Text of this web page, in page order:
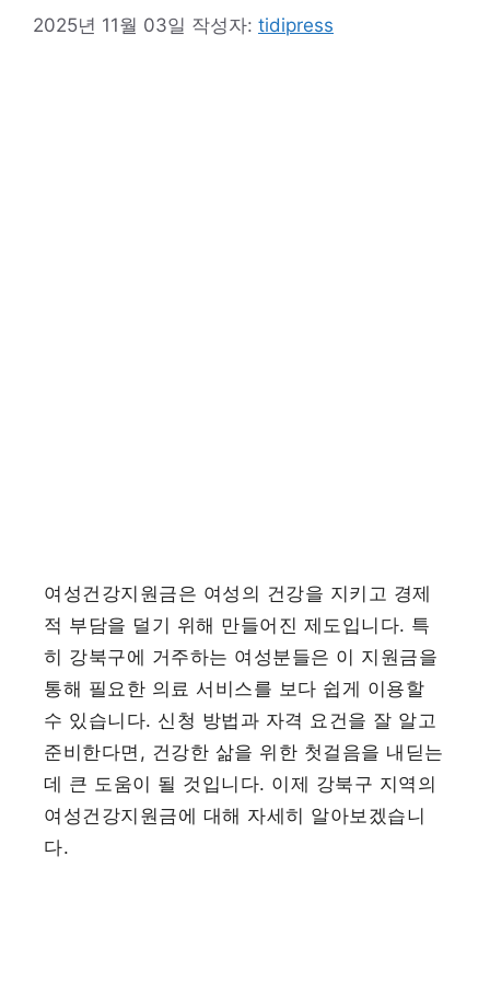
2025년 11월 03일 작성자: tidipress
여성건강지원금은 여성의 건강을 지키고 경제
적 부담을 덜기 위해 만들어진 제도입니다. 특
히 강북구에 거주하는 여성분들은 이 지원금을
통해 필요한 의료 서비스를 보다 쉽게 이용할
수 있습니다. 신청 방법과 자격 요건을 잘 알고
준비한다면, 건강한 삶을 위한 첫걸음을 내딛는
데 큰 도움이 될 것입니다. 이제 강북구 지역의
여성건강지원금에 대해 자세히 알아보겠습니
다.